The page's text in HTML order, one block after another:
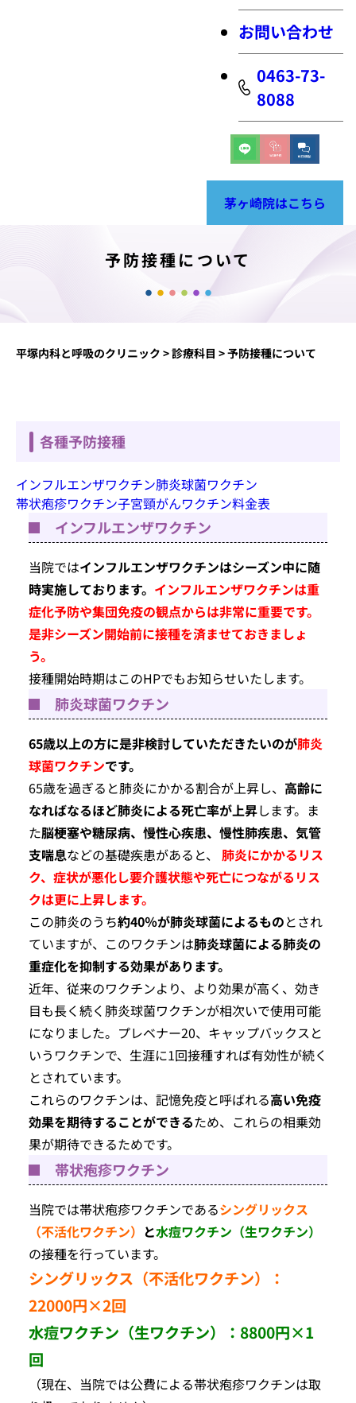
お問い合わせ
0463-73-
8088
茅ヶ崎院はこちら
予防接種について
平塚内科と呼吸のクリニック >診療科目 >予防接種について
各種予防接種
インフルエンザワクチン肺炎球菌ワクチン
帯状疱疹ワクチン子宮頸がんワクチン料金表
インフルエンザワクチン
当院ではインフルエンザワクチンはシーズン中に随
時実施しております。 インフルエンザワクチンは重
症化予防や集団免疫の観点からは非常に重要です。
是非シーズン開始前に接種を済ませておきましょ
う。
接種開始時期はこのHPでもお知らせいたします。
肺炎球菌ワクチン
65歳以上の方に是非検討していただきたいのが肺炎
球菌ワクチンです。
65歳を過ぎると肺炎にかかる割合が上昇し、 高齢に
なればなるほど肺炎による死亡率が上昇します。ま
た脳梗塞や糖尿病、慢性心疾患、慢性肺疾患、気管
支喘息などの基礎疾患があると、 肺炎にかかるリス
ク、症状が悪化し要介護状態や死亡につながるリス
クは更に上昇します。
この肺炎のうち約40％が肺炎球菌によるものとされ
ていますが、このワクチンは肺炎球菌による肺炎の
重症化を抑制する効果があります。
近年、従来のワクチンより、より効果が高く、効き
目も長く続く肺炎球菌ワクチンが相次いで使用可能
になりました。プレベナー20、キャップバックスと
いうワクチンで、生涯に1回接種すれば有効性が続く
とされています。
これらのワクチンは、記憶免疫と呼ばれる高い免疫
効果を期待することができるため、これらの相乗効
果が期待できるためです。
帯状疱疹ワクチン
当院では帯状疱疹ワクチンであるシングリックス
（不活化ワクチン） と水痘ワクチン（生ワクチン）
の接種を行っています。
シングリックス（不活化ワクチン）：
22000円×2回
水痘ワクチン（生ワクチン）：8800円×1
回
（現在、当院では公費による帯状疱疹ワクチンは取